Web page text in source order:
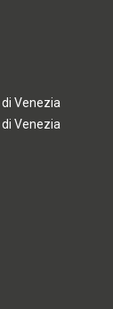
Venezia
Venezia